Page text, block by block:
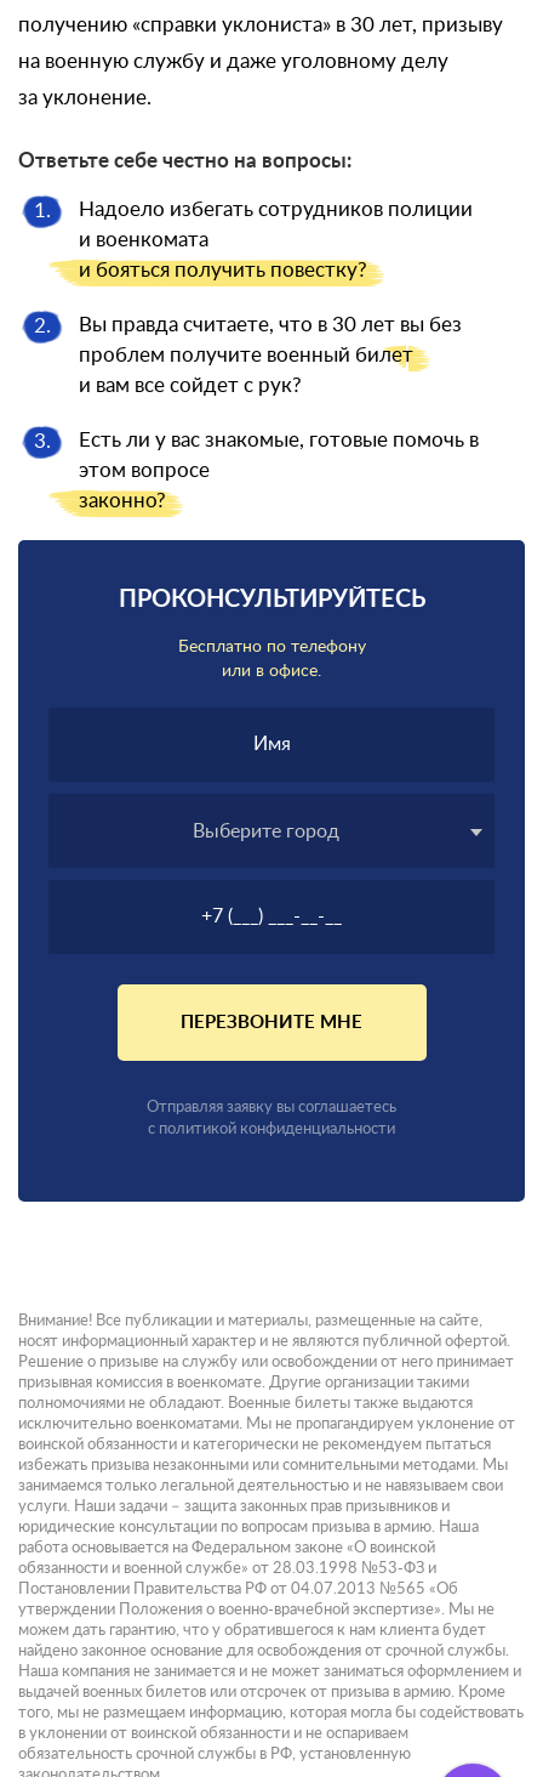
получению «справки уклониста» в 30 лет, призыву
на военную службу и даже уголовному делу
за уклонение.
Ответьте себе честно на вопросы:
1.
Надоело избегать сотрудников полиции
и военкомата
и бояться получить повестку?
2.
Вы правда считаете, что в 30 лет вы без
проблем получите военный билет
и вам все сойдет с рук?
3.
Есть ли у вас знакомые, готовые помочь в
этом вопросе
законно?
ПРОКОНСУЛЬТИРУЙТЕСЬ
Бесплатно по телефону
или в офисе.
Выберите город
ПЕРЕЗВОНИТЕ МНЕ
Отправляя заявку вы соглашаетесь
с политикой конфиденциальности
Внимание! Все публикации и материалы, размещенные на сайте,
носят информационный характер и не являются публичной офертой.
Решение о призыве на службу или освобождении от него принимает
призывная комиссия в военкомате. Другие организации такими
полномочиями не обладают. Военные билеты также выдаются
исключительно военкоматами. Мы не пропагандируем уклонение от
воинской обязанности и категорически не рекомендуем пытаться
избежать призыва незаконными или сомнительными методами. Мы
занимаемся только легальной деятельностью и не навязываем свои
услуги. Наши задачи – защита законных прав призывников и
юридические консультации по вопросам призыва в армию. Наша
работа основывается на Федеральном законе «О воинской
обязанности и военной службе» от 28.03.1998 №53-ФЗ и
Постановлении Правительства РФ от 04.07.2013 №565 «Об
утверждении Положения о военно-врачебной экспертизе». Мы не
можем дать гарантию, что у обратившегося к нам клиента будет
найдено законное основание для освобождения от срочной службы.
Наша компания не занимается и не может заниматься оформлением и
выдачей военных билетов или отсрочек от призыва в армию. Кроме
того, мы не размещаем информацию, которая могла бы содействовать
в уклонении от воинской обязанности и не оспариваем
обязательность срочной службы в РФ, установленную